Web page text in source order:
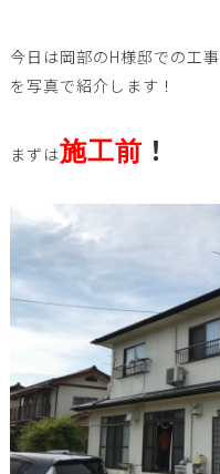
今日は岡部のH様邸での工
を写真で紹介します！
まずは施工前 ！